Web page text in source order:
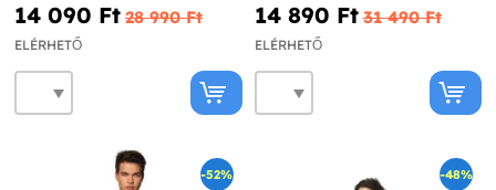
14 090 Ft‎ 28 990 Ft‎
ELÉRHETŐ
14 890 Ft‎ 31 490 Ft‎
ELÉRHETŐ
-52% -48%